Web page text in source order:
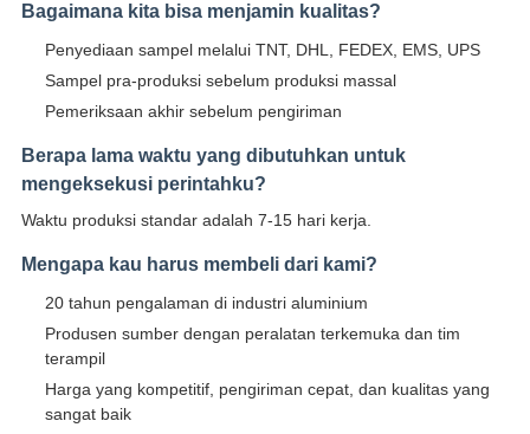
Bagaimana kita bisa menjamin kualitas?
Penyediaan sampel melalui TNT, DHL, FEDEX, EMS, UPS
Sampel pra-produksi sebelum produksi massal
Pemeriksaan akhir sebelum pengiriman
Berapa lama waktu yang dibutuhkan untuk
mengeksekusi perintahku?
Waktu produksi standar adalah 7-15 hari kerja.
Mengapa kau harus membeli dari kami?
20 tahun pengalaman di industri aluminium
Produsen sumber dengan peralatan terkemuka dan tim
terampil
Harga yang kompetitif, pengiriman cepat, dan kualitas yang
sangat baik